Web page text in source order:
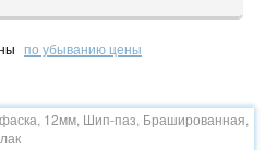
по убыванию цены
12мм, Шип-паз, Брашированная,